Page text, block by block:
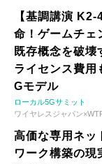
【基調講演
命！ゲームチェ
既存概念を破
ライセンス費
Gモデル
ローカル5Gサミット
ワイヤレスジャパン
高価な専用ネッ
ワーク構築の現